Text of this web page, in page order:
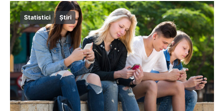
Statistici Știri